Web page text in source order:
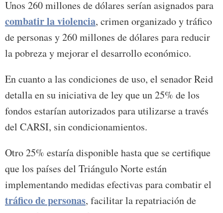
Unos 260 millones de dólares serían asignados para
combatir la violencia, crimen organizado y tráfico
de personas y 260 millones de dólares para reducir
la pobreza y mejorar el desarrollo económico.
En cuanto a las condiciones de uso, el senador Reid
detalla en su iniciativa de ley que un 25% de los
fondos estarían autorizados para utilizarse a través
del CARSI, sin condicionamientos.
Otro 25% estaría disponible hasta que se certifique
que los países del Triángulo Norte están
implementando medidas efectivas para combatir el
tráfico de personas, facilitar la repatriación de